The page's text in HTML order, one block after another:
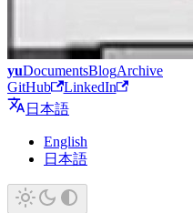
yuDocumentsBlogArchive
GitHub
LinkedIn
日本語
English
日本語